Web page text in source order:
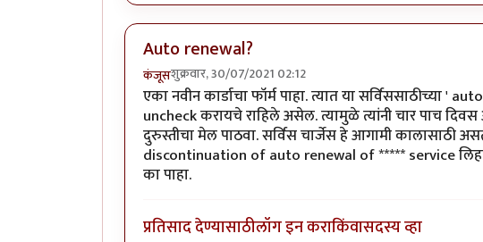
Auto renewal?
कंजूसशुक्रवार, 30/07/2021 02:12
एका नवीन कार्डाचा फॉर्म पाहा. त्यात या
uncheck करायचे राहिले असेल. त्यामुळे त्यांनी चार पाच
दुरुस्तीचा मेल पाठवा. सर्विस चार्जेस हे आगामी कालासाठी
discontinuation of auto renewal of ***** service
का पाहा.
प्रतिसाद देण्यासाठीलॉग इन कराकिंवासदस्य व्हा